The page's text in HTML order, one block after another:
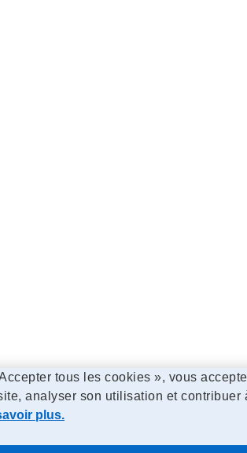
tous les cookies », vous
analyser son utilisation et
plus.